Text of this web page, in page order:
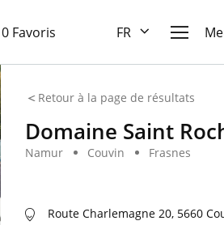
Favoris FR
Retour à la page de résultats
Domaine Saint
Namur Couvin Frasnes
Route Charlemagne 20, 5660